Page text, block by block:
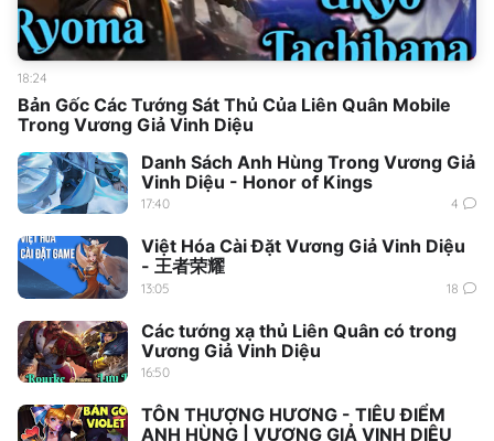
Bản Gốc Các Tướng Sát Thủ Của Liên Quân Mobile
Trong Vương Giả Vinh Diệu
18:24
Danh Sách Anh Hùng Trong Vương Giả
Vinh Diệu - Honor of Kings
17:40 4
Việt Hóa Cài Đặt Vương Giả Vinh Diệu
- 王者荣耀
13:05 18
Các tướng xạ thủ Liên Quân có trong
Vương Giả Vinh Diệu
16:50
TÔN THƯỢNG HƯƠNG - TIÊU ĐIỂM
ANH HÙNG | VƯƠNG GIẢ VINH DIỆU